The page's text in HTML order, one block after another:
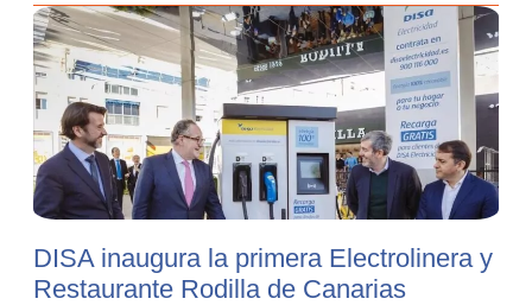
DISA inaugura la primera Electrolinera y
Restaurante Rodilla de Canarias